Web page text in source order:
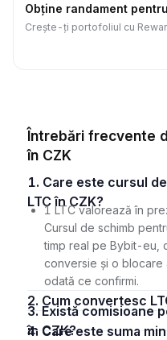
Obține randament
Crește-ți portofoliul cu
Întrebări frecvente
în CZK
1. Care este cursul de schimb actual pentru
LTC în CZK?
1 LTC valorează în
Cursul de schimb
timp real pe Bybit-eu,
conversie și o blocare
odată ce confirmi.
2. Cum convertesc
3. Există comisioane pentru convertirea LTC
în CZK?
4. Care este suma minimă de LTC pe care o